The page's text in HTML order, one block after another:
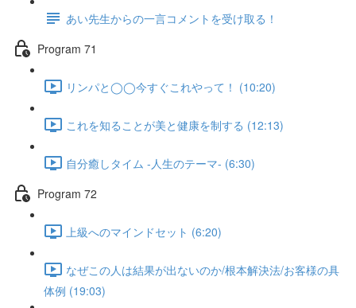
あい先生からの一言コメントを受け取る！
Program 71
リンパと◯◯今すぐこれやって！ (10:20)
これを知ることが美と健康を制する (12:13)
自分癒しタイム -人生のテーマ- (6:30)
Program 72
上級へのマインドセット (6:20)
なぜこの人は結果が出ないのか/根本解決法/お客様の具
体例 (19:03)